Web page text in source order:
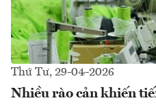
Thứ Tư, 29-04-2026
Nhiều rào cản khiến